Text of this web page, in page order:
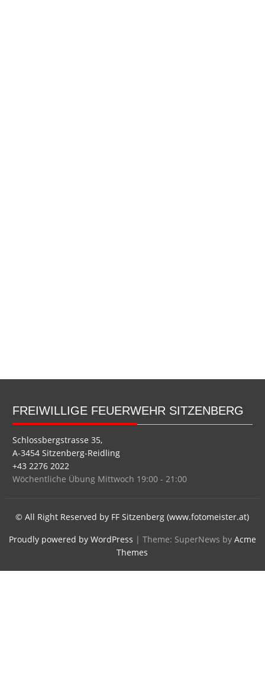
FREIWILLIGE FEUERWEHR SITZENBERG
Schlossbergstrasse 35,
A-3454 Sitzenberg-Reidling
+43 2276 2022
Wöchentliche Übung Mittwoch 19:00 - 21:00
© All Right Reserved by FF Sitzenberg (www.fotomeister.at)
Proudly powered by WordPress | Theme: SuperNews by Acme
Themes